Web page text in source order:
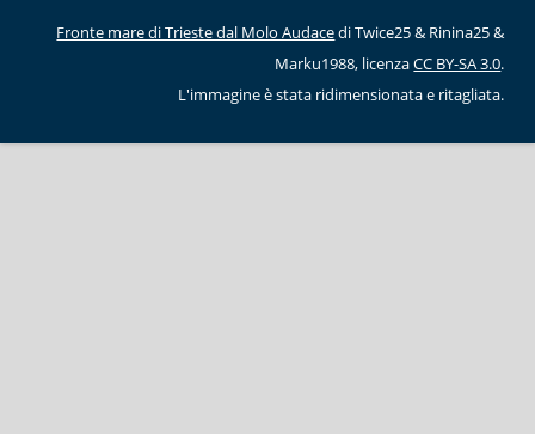
Fronte mare di Trieste dal Molo Audacedi Twice25 & Rinina25 &
Marku1988, licenzaCC BY-SA 3.0.
L'immagine è stata ridimensionata e ritagliata.